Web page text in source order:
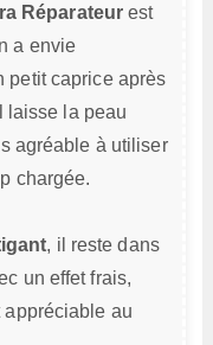
Réparateur est
a envie
petit caprice après
laisse la peau
agréable à utiliser
chargée.
, il reste dans
un effet frais,
appréciable au